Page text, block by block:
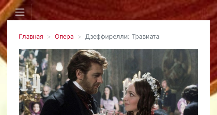
Главная Опера Дзеффирелли: Травиата